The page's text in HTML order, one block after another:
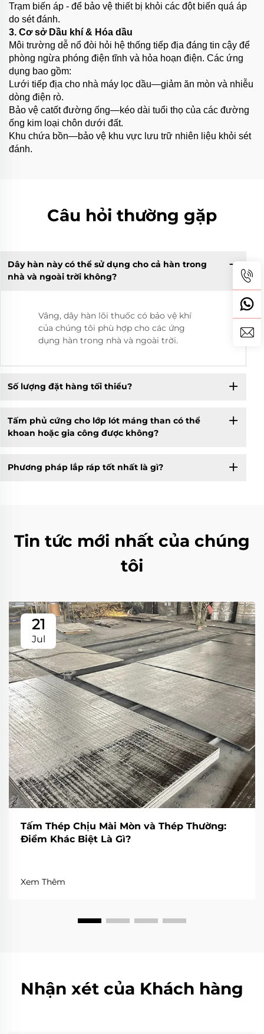
Trạm biến áp - để bảo vệ thiết bị khỏi các đột biến quá áp
do sét đánh.
3. Cơ sở Dầu khí & Hóa dầu
Môi trường dễ nổ đòi hỏi hệ thống tiếp địa đáng tin cậy để
phòng ngừa phóng điện tĩnh và hỏa hoạn điện. Các ứng
dụng bao gồm:
Lưới tiếp địa cho nhà máy lọc dầu—giảm ăn mòn và nhiễu
dòng điện rò.
Bảo vệ catốt đường ống—kéo dài tuổi thọ của các đường
ống kim loại chôn dưới đất.
Khu chứa bồn—bảo vệ khu vực lưu trữ nhiên liệu khỏi sét
đánh.
Câu hỏi thường gặp
Dây hàn này có thể sử dụng cho cả hàn trong
nhà và ngoài trời không?
Vâng, dây hàn lõi thuốc có bảo vệ khí
của chúng tôi phù hợp cho các ứng
dụng hàn trong nhà và ngoài trời.
Số lượng đặt hàng tối thiểu?
Tấm phủ cứng cho lớp lót máng than có thể
khoan hoặc gia công được không?
Phương pháp lắp ráp tốt nhất là gì?
Tin tức mới nhất của chúng
tôi
21
Jul
Tấm Thép Chịu Mài Mòn và Thép Thường:
Điểm Khác Biệt Là Gì?
Xem Thêm
Nhận xét của Khách hàng